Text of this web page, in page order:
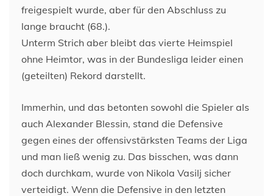
freigespielt wurde, aber für den Abschluss zu
lange braucht (68.).
Unterm Strich aber bleibt das vierte Heimspiel
ohne Heimtor, was in der Bundesliga leider einen
(geteilten) Rekord darstellt.
Immerhin, und das betonten sowohl die Spieler als
auch Alexander Blessin, stand die Defensive
gegen eines der offensivstärksten Teams der Liga
und man ließ wenig zu. Das bisschen, was dann
doch durchkam, wurde von Nikola Vasilj sicher
verteidigt. Wenn die Defensive in den letzten